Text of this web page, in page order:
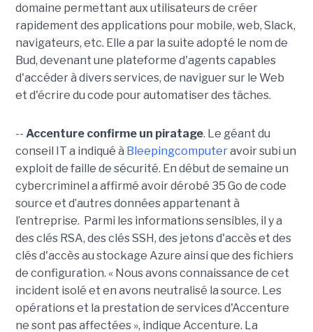
domaine permettant aux utilisateurs de créer
rapidement des applications pour mobile, web, Slack,
navigateurs, etc. Elle a par la suite adopté le nom de
Bud, devenant une plateforme d'agents capables
d'accéder à divers services, de naviguer sur le Web
et d'écrire du code pour automatiser des tâches.
-- Accenture confirme un piratage. Le géant du
conseil IT a indiqué à Bleepingcomputeravoir subi un
exploit de faille de sécurité. En début de semaine un
cybercriminel a affirmé avoir dérobé 35 Go de code
source et d’autres données appartenant à
l’entreprise. Parmi les informations sensibles, il y a
des clés RSA, des clés SSH, des jetons d'accès et des
clés d'accès au stockage Azure ainsi que des fichiers
de configuration. « Nous avons connaissance de cet
incident isolé et en avons neutralisé la source. Les
opérations et la prestation de services d'Accenture
ne sont pas affectées », indique Accenture. La